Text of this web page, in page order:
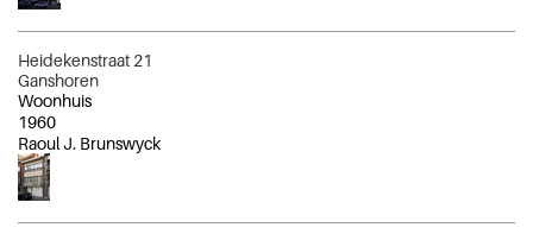
Heidekenstraat 21
Ganshoren
Woonhuis
1960
Raoul J. Brunswyck